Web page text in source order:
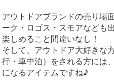
アウトドアブランドの売り場
ーク・ロゴス・スモアなども
楽しめること間違いなし！
そして、アウトドア大好きな
行・車中泊）をされる方には
になるアイテムですね♪